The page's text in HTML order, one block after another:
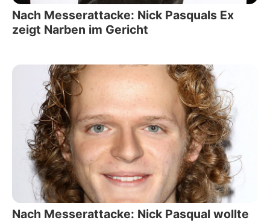
Nach Messerattacke: Nick Pasquals Ex
zeigt Narben im Gericht
Nach Messerattacke: Nick Pasqual wollte